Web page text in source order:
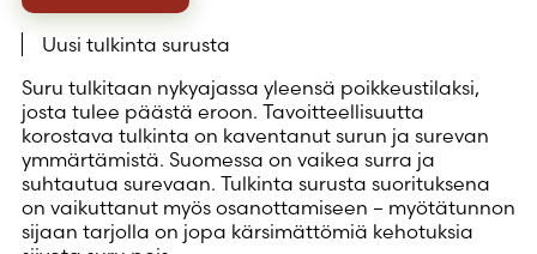
Uusi tulkinta surusta
Suru tulkitaan nykyajassa yleensä poikkeustilaksi,
josta tulee päästä eroon. Tavoitteellisuutta
korostava tulkinta on kaventanut surun ja surevan
ymmärtämistä. Suomessa on vaikea surra ja
suhtautua surevaan. Tulkinta surusta suorituksena
on vaikuttanut myös osanottamiseen – myötätunnon
sijaan tarjolla on jopa kärsimättömiä kehotuksia